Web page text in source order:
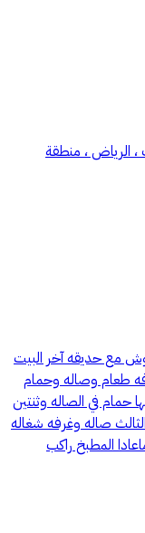
، الرياض ، منطقة
مع حديقه آخر البيت
طعام وصاله وحمام
غرفتين تخدمها حمام في الصاله وثنتين
صاله وغرفه شغاله
المطبخ راكب